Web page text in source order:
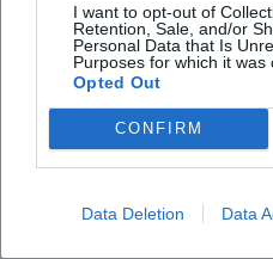
I want to opt-out of
Retention, Sale, and/or
Personal Data that Is
Purposes for which it was
Opted Out
CONFIRM
Data Deletion Data
sie die frühe
Baumeisters zeigt
herrschaftlicher
der Bau auf ältere
Vorgängerkirche
Schichten sich in
([bayern.de](https://
Häufig gestellte
Wo liegt die
Wer hat die